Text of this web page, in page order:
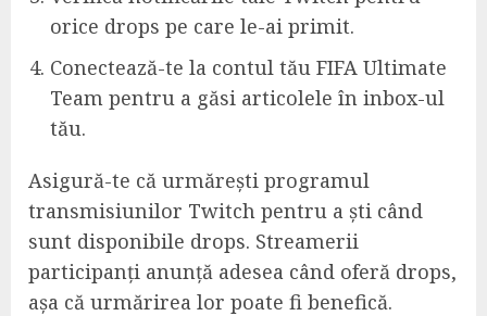
orice drops pe care le-ai primit.
Conectează-te la contul tău FIFA Ultimate
Team pentru a găsi articolele în inbox-ul
tău.
Asigură-te că urmărești programul
transmisiunilor Twitch pentru a ști când
sunt disponibile drops. Streamerii
participanți anunță adesea când oferă drops,
așa că urmărirea lor poate fi benefică.